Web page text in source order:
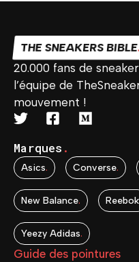
THE SNEAKERS BIBLE
20.000 fans de
l’équipe de
mouvement !
Marques .
Asics. Converse.
New Balance. Reebok
Yeezy Adidas.
Guide des pointures